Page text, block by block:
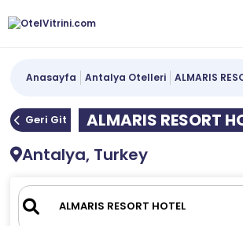
Anasayfa Antalya Otelleri ALMARIS
Geri Git
ALMARIS RESORT
Antalya, Turkey